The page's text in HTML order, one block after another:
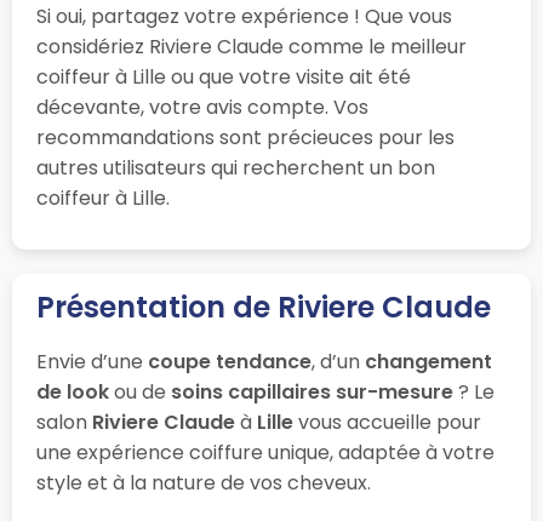
Si oui, partagez votre expérience ! Que vous
considériez Riviere Claude comme le meilleur
coiffeur à Lille ou que votre visite ait été
décevante, votre avis compte. Vos
recommandations sont précieuces pour les
autres utilisateurs qui recherchent un bon
coiffeur à Lille.
Présentation de Riviere Claude
Envie d’une coupe tendance, d’un changement
de lookou de soins capillaires sur-mesure? Le
salon Riviere Claudeà Lillevous accueille pour
une expérience coiffure unique, adaptée à votre
style et à la nature de vos cheveux.